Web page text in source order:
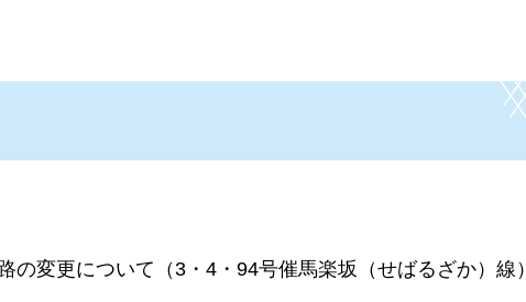
の変更について（3・4・94号催馬楽坂（せばるざか）線）